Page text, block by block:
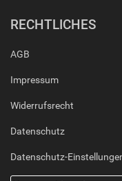
RECHTLICHES
AGB
Impressum
Widerrufsrecht
Datenschutz
Datenschutz-